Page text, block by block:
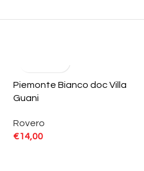
Piemonte Bianco doc Villa
Guani
Rovero
€14,00